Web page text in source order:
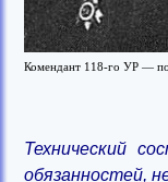
Комендант 118-го УР —
Технический
обязанностей,